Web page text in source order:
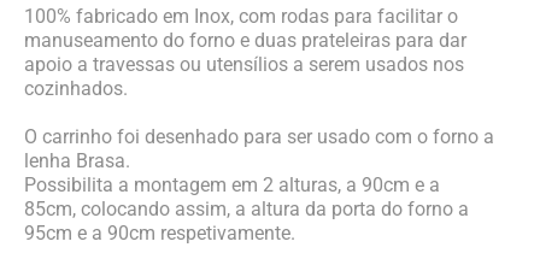
100% fabricado em Inox, com rodas para facilitar o
manuseamento do forno e duas prateleiras para dar
apoio a travessas ou utensílios a serem usados nos
cozinhados.
O carrinho foi desenhado para ser usado com o forno a
lenha Brasa.
Possibilita a montagem em 2 alturas, a 90cm e a
85cm, colocando assim, a altura da porta do forno a
95cm e a 90cm respetivamente.